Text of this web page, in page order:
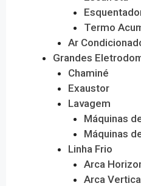
Termo
Ar
Grandes
Chaminé
Exaustor
Lavagem
Máquinas
Máquinas
Linha Frio
Arca
Arca